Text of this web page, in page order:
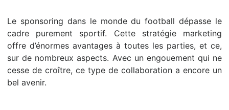
Le sponsoring dans le monde du football dépasse le
cadre purement sportif. Cette stratégie marketing
offre d’énormes avantages à toutes les parties, et ce,
sur de nombreux aspects. Avec un engouement qui ne
cesse de croître, ce type de collaboration a encore un
bel avenir.